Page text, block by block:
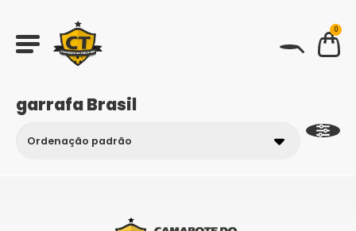
0
garrafa Brasil